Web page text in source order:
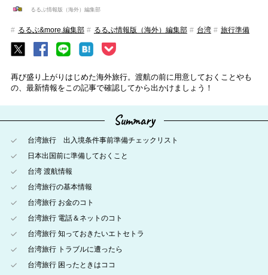
るるぶ情報版（海外）編集部
るるぶ&more.編集部 るるぶ情報版（海外）編集部 台湾 旅行準備
再び盛り上がりはじめた海外旅行。渡航の前に用意しておくことやも
の、最新情報をこの記事で確認してから出かけましょう！
Summary
台湾旅行 出入境条件事前準備チェックリスト
日本出国前に準備しておくこと
台湾 渡航情報
台湾旅行の基本情報
台湾旅行 お金のコト
台湾旅行 電話＆ネットのコト
台湾旅行 知っておきたいエトセトラ
台湾旅行 トラブルに遭ったら
台湾旅行 困ったときはココ